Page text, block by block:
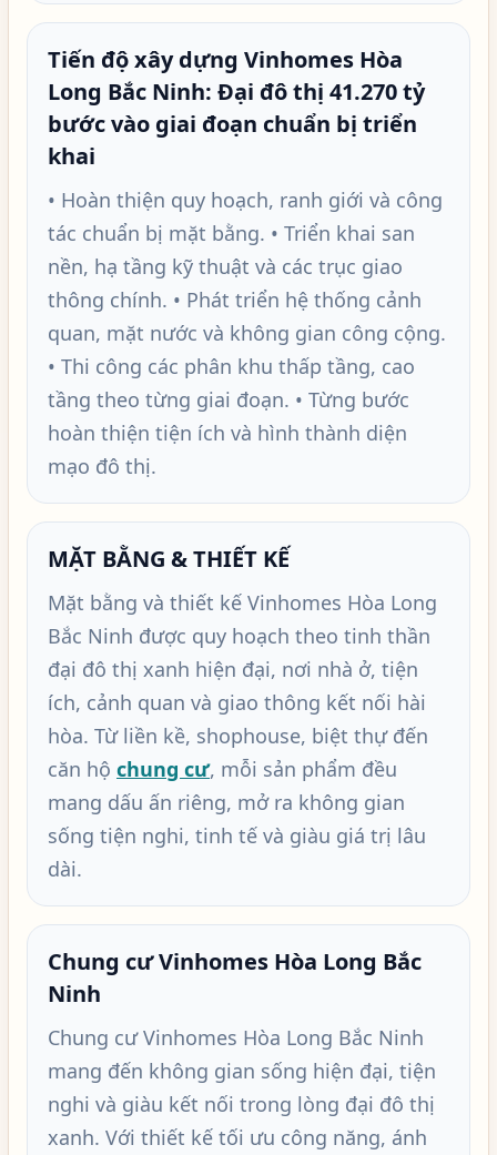
Tiến độ xây dựng Vinhomes Hòa
Long Bắc Ninh: Đại đô thị 41.270 tỷ
bước vào giai đoạn chuẩn bị triển
khai
• Hoàn thiện quy hoạch, ranh giới và công
tác chuẩn bị mặt bằng. • Triển khai san
nền, hạ tầng kỹ thuật và các trục giao
thông chính. • Phát triển hệ thống cảnh
quan, mặt nước và không gian công cộng.
• Thi công các phân khu thấp tầng, cao
tầng theo từng giai đoạn. • Từng bước
hoàn thiện tiện ích và hình thành diện
mạo đô thị.
MẶT BẰNG & THIẾT KẾ
Mặt bằng và thiết kế Vinhomes Hòa Long
Bắc Ninh được quy hoạch theo tinh thần
đại đô thị xanh hiện đại, nơi nhà ở, tiện
ích, cảnh quan và giao thông kết nối hài
hòa. Từ liền kề, shophouse, biệt thự đến
căn hộ chung cư, mỗi sản phẩm đều
mang dấu ấn riêng, mở ra không gian
sống tiện nghi, tinh tế và giàu giá trị lâu
dài.
Chung cư Vinhomes Hòa Long Bắc
Ninh
Chung cư Vinhomes Hòa Long Bắc Ninh
mang đến không gian sống hiện đại, tiện
nghi và giàu kết nối trong lòng đại đô thị
xanh. Với thiết kế tối ưu công năng, ánh